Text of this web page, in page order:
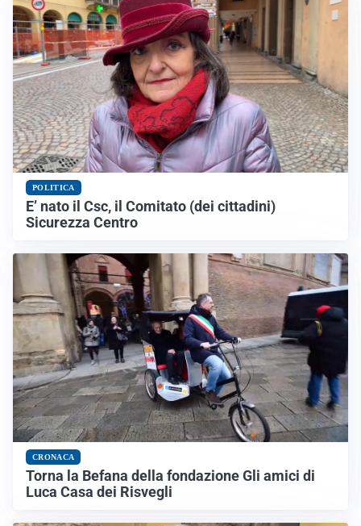
POLITICA
E’ nato il Csc, il Comitato (dei cittadini)
Sicurezza Centro
CRONACA
Torna la Befana della fondazione Gli amici di
Luca Casa dei Risvegli